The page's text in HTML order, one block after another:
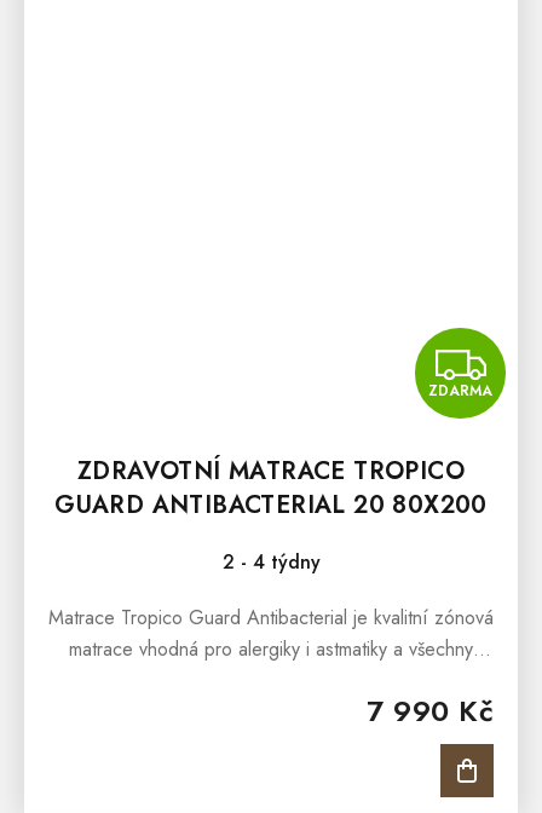
ZDARMA
ZDRAVOTNÍ MATRACE TROPICO
GUARD ANTIBACTERIAL 20 80X200
2 - 4 týdny
7 990 Kč
Matrace Tropico Guard Antibacterial je kvalitní zónová
matrace vhodná pro alergiky i astmatiky a všechny